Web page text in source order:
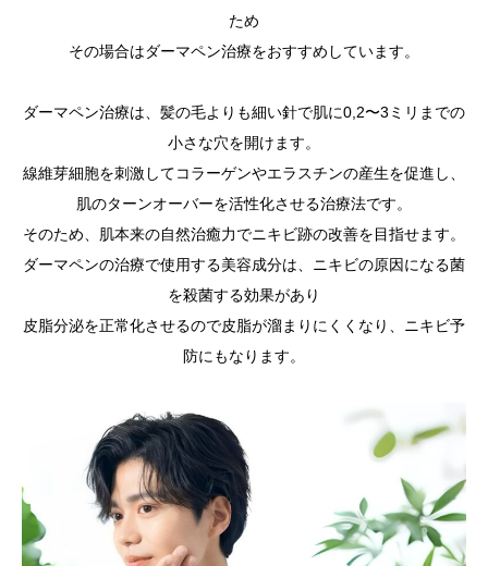
ため
その場合はダーマペン治療をおすすめしています。
ダーマペン治療は、髪の毛よりも細い針で肌に0,2〜3ミリまでの
小さな穴を開けます。
線維芽細胞を刺激してコラーゲンやエラスチンの産生を促進し、
肌のターンオーバーを活性化させる治療法です。
そのため、肌本来の自然治癒力でニキビ跡の改善を目指せます。
ダーマペンの治療で使用する美容成分は、ニキビの原因になる菌
を殺菌する効果があり
皮脂分泌を正常化させるので皮脂が溜まりにくくなり、ニキビ予
防にもなります。